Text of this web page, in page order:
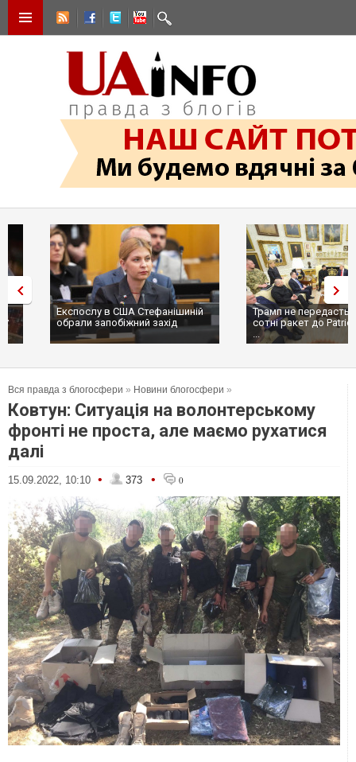
Експослу в США Стефанішиній
обрали запобіжний захід
Трамп не передасть Україні
сотні ракет до Patriot, бо у
Вся правда з блогосфери » Новини блогосфери »
Ковтун: Ситуація на волонтерському
фронті не проста, але маємо рухатися
далі
15.09.2022, 10:10 • 373 • 0